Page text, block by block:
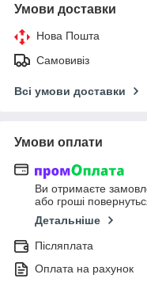
Умови доставки
Нова Пошта
Самовивіз
Всі умови доставки
Умови оплати
Ви отримаєте
або гроші
Детальніше
Післяплата
Оплата на рахунок